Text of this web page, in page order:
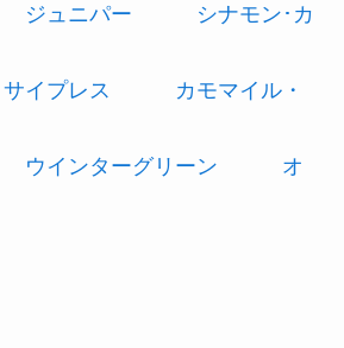
ジュニパー
シナモン･カ
サイプレス
カモマイル・
ウインターグリーン
オ